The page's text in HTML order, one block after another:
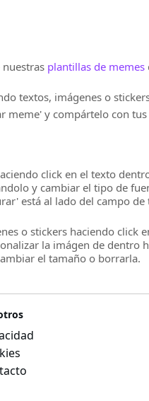
plantillas de memes
textos, imágenes o
meme' y compártelo con
click en el texto
y cambiar el tipo de
está al lado del campo
o stickers haciendo click
la imágen de dentro
el tamaño o borrarla.